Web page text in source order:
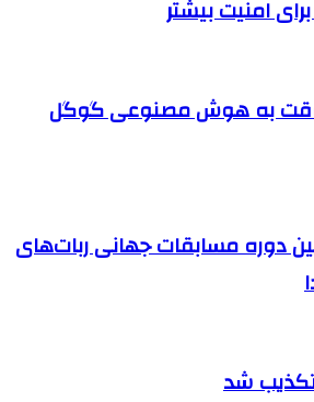
امنیت بیشتر
به هوش مصنوعی گوگل
دوره مسابقات جهانی ربات‌های